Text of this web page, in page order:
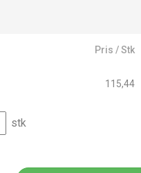
Pris / Stk
115,44
stk